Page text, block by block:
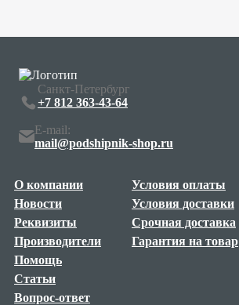
Санкт-Петербург
+7 812 363-43-64
E-mail:
mail@podshipnik-shop.ru
О компании
Новости
Реквизиты
Производители
Условия оплаты
Условия доставки
Срочная доставка
Гарантия на товар
Помощь
Статьи
Вопрос-ответ